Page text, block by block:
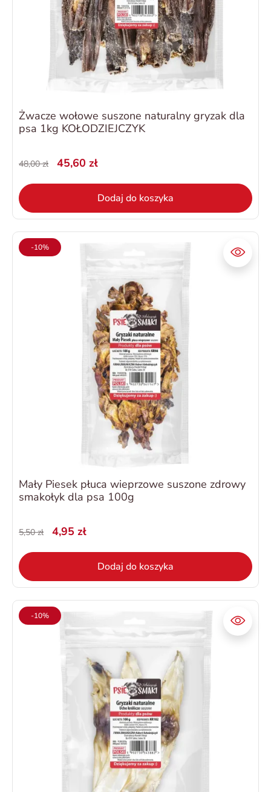
Żwacze wołowe suszone naturalny gryzak dla
psa 1kg KOŁODZIEJCZYK
48,00 zł 45,60 zł
Dodaj do koszyka
-10%
Mały Piesek płuca wieprzowe suszone zdrowy
smakołyk dla psa 100g
5,50 zł 4,95 zł
Dodaj do koszyka
-10%